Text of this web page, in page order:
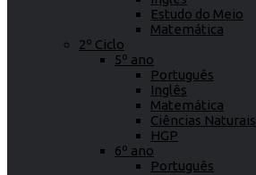
Estudo do Meio
Matemática
2º Ciclo
5º ano
Português
Inglês
Matemática
Ciências Naturais
HGP
6º ano
Português